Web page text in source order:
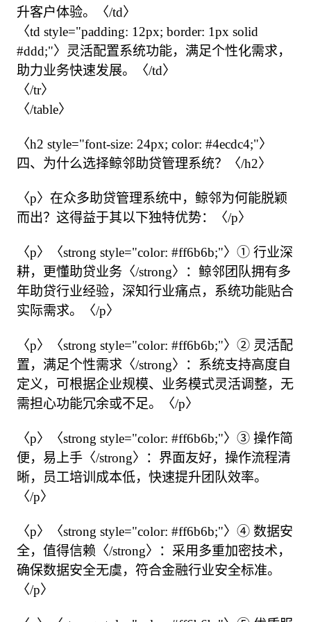
升客户体验。〈/td〉
〈td style="padding: 12px; border: 1px solid
#ddd;"〉灵活配置系统功能，满足个性化需求，
助力业务快速发展。〈/td〉
〈/tr〉
〈/table〉
〈h2 style="font-size: 24px; color: #4ecdc4;"〉
四、为什么选择鲸邻助贷管理系统？〈/h2〉
〈p〉在众多助贷管理系统中，鲸邻为何能脱颖
而出？这得益于其以下独特优势：〈/p〉
〈p〉〈strong style="color: #ff6b6b;"〉① 行业深
耕，更懂助贷业务〈/strong〉：鲸邻团队拥有多
年助贷行业经验，深知行业痛点，系统功能贴合
实际需求。〈/p〉
〈p〉〈strong style="color: #ff6b6b;"〉② 灵活配
置，满足个性需求〈/strong〉：系统支持高度自
定义，可根据企业规模、业务模式灵活调整，无
需担心功能冗余或不足。〈/p〉
〈p〉〈strong style="color: #ff6b6b;"〉③ 操作简
便，易上手〈/strong〉：界面友好，操作流程清
晰，员工培训成本低，快速提升团队效率。
〈/p〉
〈p〉〈strong style="color: #ff6b6b;"〉④ 数据安
全，值得信赖〈/strong〉：采用多重加密技术，
确保数据安全无虞，符合金融行业安全标准。
〈/p〉